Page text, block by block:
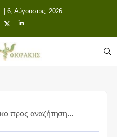
| 6, Αύγουστος, 2026